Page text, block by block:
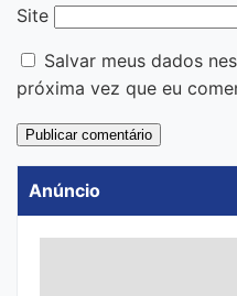
Site
Salvar meus dados
próxima vez que eu
Anúncio